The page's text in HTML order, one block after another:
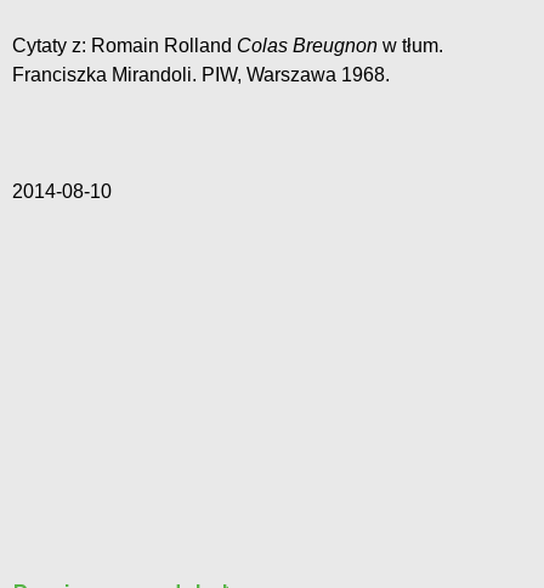
Cytaty z: Romain Rolland Colas Breugnon w tłum.
Franciszka Mirandoli. PIW, Warszawa 1968.
2014-08-10